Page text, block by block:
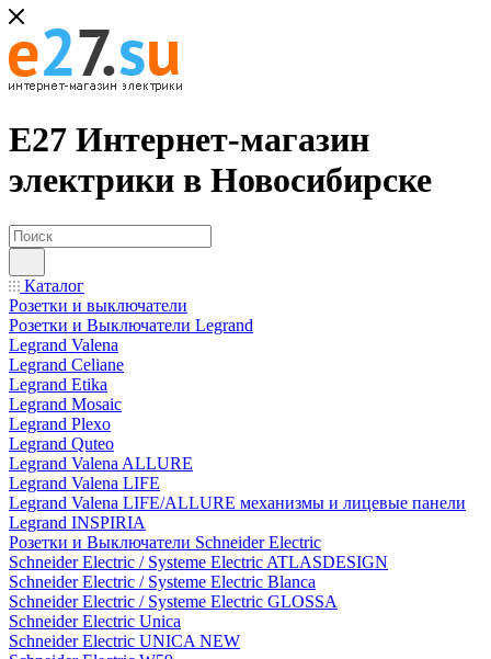
Е27 Интернет-магазин
электрики в Новосибирске
Каталог
Розетки и выключатели
Розетки и Выключатели Legrand
Legrand Valena
Legrand Celiane
Legrand Etika
Legrand Mosaic
Legrand Plexo
Legrand Quteo
Legrand Valena ALLURE
Legrand Valena LIFE
Legrand Valena LIFE/ALLURE механизмы и лицевые панели
Legrand INSPIRIA
Розетки и Выключатели Schneider Electric
Schneider Electric / Systeme Electric ATLASDESIGN
Schneider Electric / Systeme Electric Blanca
Schneider Electric / Systeme Electric GLOSSA
Schneider Electric Unica
Schneider Electric UNICA NEW